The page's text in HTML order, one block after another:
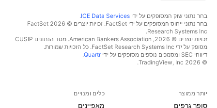
בחר נתוני שוק המסופקים על ידי ICE Data Services
.
בחר נתוני ייחוס המסופקים על ידי FactSet. זכויות יוצרים © 2026 ‏FactSet
Research Systems Inc.‏
זכויות יוצרים © 2026, ‏American Bankers Association. מסד הנתונים CUSIP
מסופק על ידי FactSet Research Systems Inc. כל הזכויות שמורות.
דיווחי SEC ומסמכים נוספים מסופקים על ידי
Quartr
.
© 2026 ‏TradingView, Inc.‏
יותר ממוצר
סופר גרפים
כלים ומנויים
מאפיינים